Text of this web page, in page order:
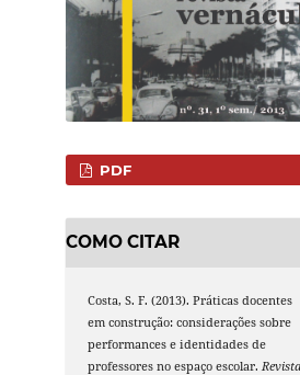
PDF
COMO CITAR
Costa, S. F. (2013). Práticas docentes
em construção: considerações sobre
performances e identidades de
professores no espaço escolar.Revista